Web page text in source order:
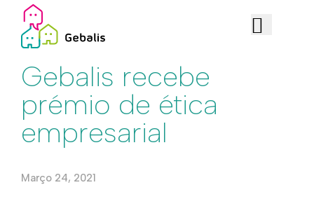
Edificado
Gebalis recebe
prémio de ética
empresarial
Março 24, 2021